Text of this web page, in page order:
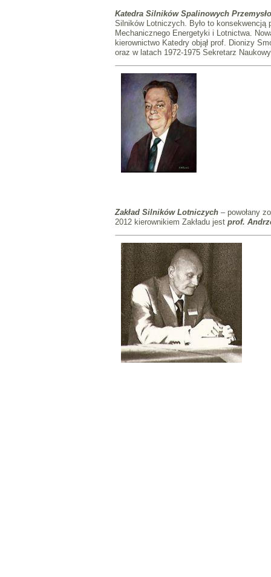
Katedra Silników Spalinowych
Silników Lotniczych. Było to konsekwencją
Mechanicznego Energetyki i Lotnictwa.
kierownictwo Katedry objął prof. Dionizy
oraz w latach 1972-1975 Sekretarz
Zakład Silników Lotniczych– powołany
2012 kierownikiem Zakładu jest prof.